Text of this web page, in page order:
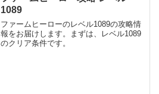
1089
ファームヒーローのレベル1089の攻略情
報をお届けします。まずは、レベル1089
のクリア条件です。